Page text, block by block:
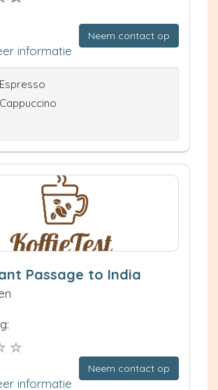
Neem contact op
informatie
Passage to India
Neem contact op
informatie